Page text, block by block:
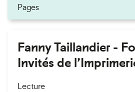
Pages
Fanny Taillandier -
Invités de
Lecture